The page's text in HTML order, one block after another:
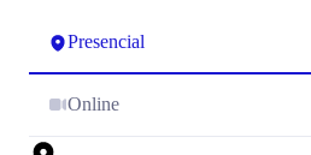
Presencial
Online